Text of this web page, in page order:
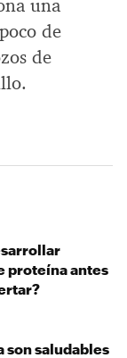
una
de
de
proteína antes
son saludables